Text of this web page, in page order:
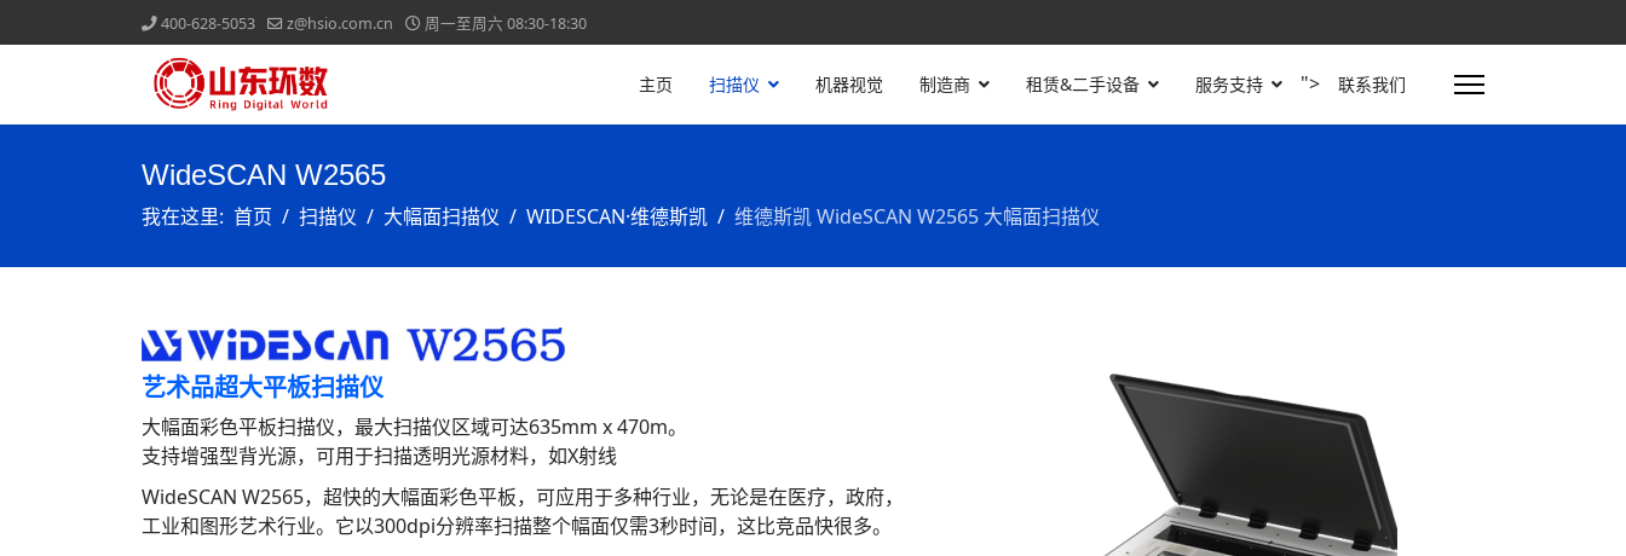
400-628-5053 z@hsio.com.cn 周一至周六 08:30-18:30
主页 扫描仪 机器视觉 制造商 租赁&二手设备 服务支持 "> 联系我们
WideSCAN W2565
我在这里: 首页 扫描仪 大幅面扫描仪 WIDESCAN·维德斯凯 维德斯凯 WideSCAN W2565 大幅面扫描仪
艺术品超大平板扫描仪
大幅面彩色平板扫描仪，最大扫描仪区域可达635mm x 470m。
支持增强型背光源，可用于扫描透明光源材料，如X射线
WideSCAN W2565，超快的大幅面彩色平板，可应用于多种行业，无论是在医疗，政府，
工业和图形艺术行业。它以300dpi分辨率扫描整个幅面仅需3秒时间，这比竞品快很多。